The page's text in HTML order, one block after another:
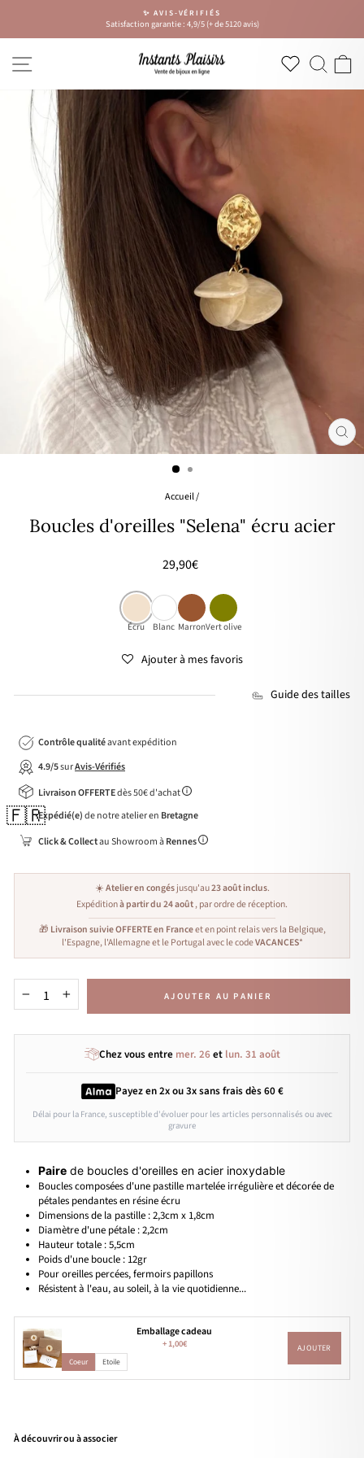
contenu
Diaporama
Pause
✨ AVIS-VÉRIFIÉS
Satisfaction garantie : 4,9/5 (+ de 5120 avis)
Accueil/
Boucles d'oreilles "Selena" écru acier
Prix
29,90€
Écru Blanc MarronVert olive
Ajouter à mes favoris
Guide des tailles
Contrôle qualitéavant expédition
4.9/5surAvis-Vérifiés
Livraison OFFERTEdès 50€ d'achat
🇫🇷Expédié(e)de notre atelier en Bretagne
Click & Collectau Showroom àRennes
☀️Atelier en congésjusqu'au23 août inclus.
Expéditionà partir du 24 août, par ordre de réception.
🎁 Livraison suivie OFFERTE en Franceet en point relais vers la Belgique,
l'Espagne, l'Allemagne et le Portugal avec le codeVACANCES*
+ AJOUTER AU PANIER
Chez vous entre mer. 26et lun. 31 août
Payez en 2x ou 3xsans fraisdès 60 €
Délai pour la France, susceptible d'évoluer pour les articles personnalisés ou avec
gravure
Paire de boucles d'oreilles en acier inoxydable
Boucles composées d'une pastille martelée irrégulière et décorée de
pétales pendantes en résine écru
Dimensions de la pastille : 2,3cm x 1,8cm
Diamètre d'une pétale : 2,2cm
Hauteur totale : 5,5cm
Poids d'une boucle : 12gr
Pour oreilles percées, fermoirs papillons
Résistent à l'eau, au soleil, à la vie quotidienne...
Emballage cadeau
+1,00€
Coeur Etoile
AJOUTER
À découvrir ou à associer